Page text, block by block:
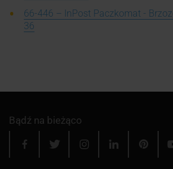
66-446 – InPost Paczkomat -
36
Bądź na bieżąco